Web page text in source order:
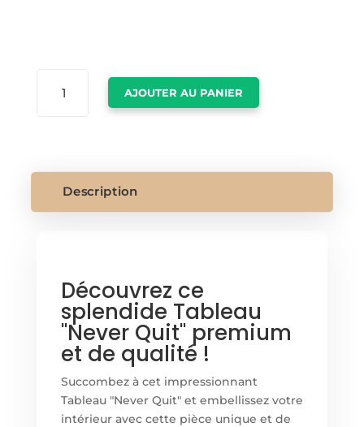
AJOUTER AU PANIER
Description
Découvrez ce
splendide Tableau
"Never Quit" premium
et de qualité !
Succombez à cet impressionnant
Tableau "Never Quit" et embellissez votre
intérieur avec cette pièce unique et de